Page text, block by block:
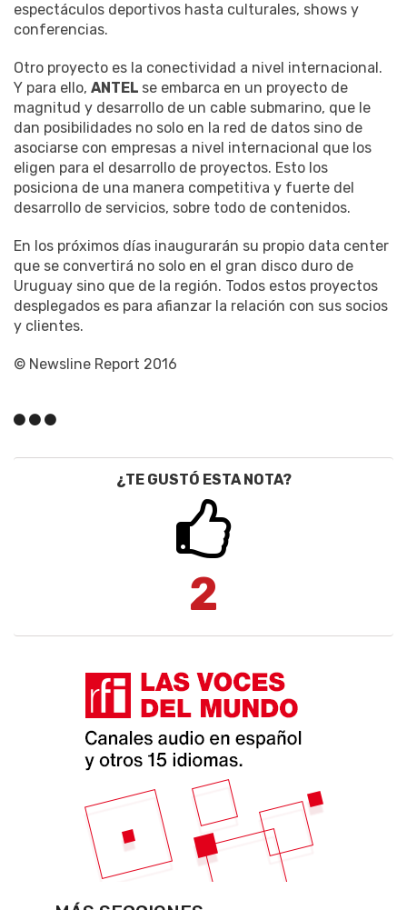
espectáculos deportivos hasta culturales, shows y
conferencias.
Otro proyecto es la conectividad a nivel internacional.
Y para ello, ANTEL se embarca en un proyecto de
magnitud y desarrollo de un cable submarino, que le
dan posibilidades no solo en la red de datos sino de
asociarse con empresas a nivel internacional que los
eligen para el desarrollo de proyectos. Esto los
posiciona de una manera competitiva y fuerte del
desarrollo de servicios, sobre todo de contenidos.
En los próximos días inaugurarán su propio data center
que se convertirá no solo en el gran disco duro de
Uruguay sino que de la región. Todos estos proyectos
desplegados es para afianzar la relación con sus socios
y clientes.
© Newsline Report 2016
¿TE GUSTÓ ESTA NOTA?
2